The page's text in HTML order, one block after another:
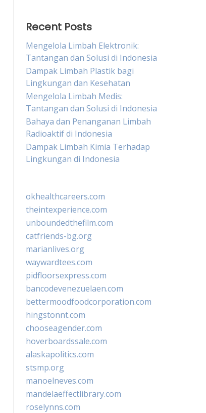
Recent Posts
Mengelola Limbah Elektronik:
Tantangan dan Solusi di Indonesia
Dampak Limbah Plastik bagi
Lingkungan dan Kesehatan
Mengelola Limbah Medis:
Tantangan dan Solusi di Indonesia
Bahaya dan Penanganan Limbah
Radioaktif di Indonesia
Dampak Limbah Kimia Terhadap
Lingkungan di Indonesia
okhealthcareers.com
theintexperience.com
unboundedthefilm.com
catfriends-bg.org
marianlives.org
waywardtees.com
pidfloorsexpress.com
bancodevenezuelaen.com
bettermoodfoodcorporation.com
hingstonnt.com
chooseagender.com
hoverboardssale.com
alaskapolitics.com
stsmp.org
manoelneves.com
mandelaeffectlibrary.com
roselynns.com